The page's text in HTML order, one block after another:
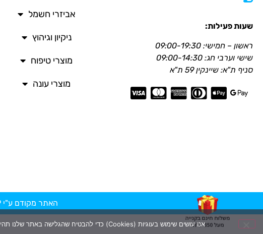
שעות פעילות:
ראשון – חמישי: 09:00-19:30
שישי וערבי חג: 09:00-14:30
סניף ת"א: שיינקין 59 ת"א
אביזרי חשמל
ניקיון וגיהוץ
מוצרי טיפוח
מוצרי עונה
האתר מקודם ע"י GO TOP –
אנו עושים שימוש בעוגיות (Cookies) כדי להבטיח שהגלישה באתר שלנו תהיה נוחה, מותאמת ואיכותית עבורך. המשך השימוש באתר ייחשב כהסכמה למדיניות העוגיות שלנו.